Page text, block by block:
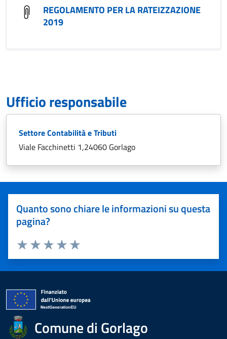
REGOLAMENTO PER LA RATEIZZAZIONE
2019
Ufficio responsabile
Settore Contabilità e Tributi
Viale Facchinetti 1,24060 Gorlago
Quanto sono chiare le informazioni su questa
pagina?
Valuta 5 stelle su 5
Valuta 4 stelle su 5
Valuta 3 stelle su 5
Valuta 2 stelle su 5
Valuta 1 stelle su 5
Comune di Gorlago